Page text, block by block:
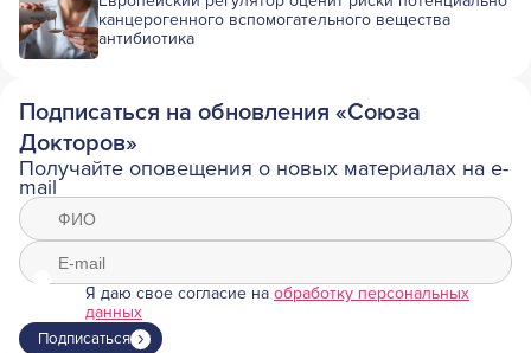
канцерогенного вспомогательного вещества
антибиотика
Подписаться на обновления «Союза
Докторов»
Получайте оповещения о новых материалах на e-
mail
Я даю свое согласие на обработку персональных
данных
Подписаться